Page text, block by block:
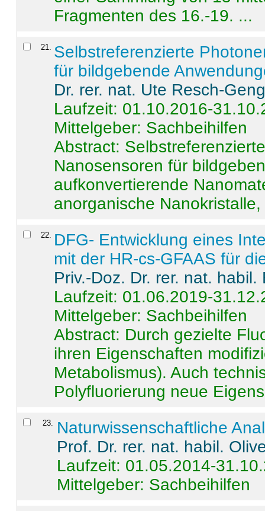
Fragmenten des 16.-19. ...
21
Selbstreferenzierte
für bildgebende
Dr. rer. nat. Ute Resch-
Laufzeit: 01.10.2016-
Mittelgeber: Sachbeihilfen
Abstract:
Nanosensoren für
aufkonvertierende
anorganische
22
DFG- Entwicklung eines
mit der HR-cs-GFAAS für
Priv.-Doz. Dr. rer. nat.
Laufzeit: 01.06.2019-
Mittelgeber: Sachbeihilfen
Abstract: Durch gezielte
ihren Eigenschaften
Metabolismus). Auch
Polyfluorierung neue
23. Naturwissenschaftliche
Prof. Dr. rer. nat. habil.
Laufzeit: 01.05.2014-
Mittelgeber: Sachbeihilfen